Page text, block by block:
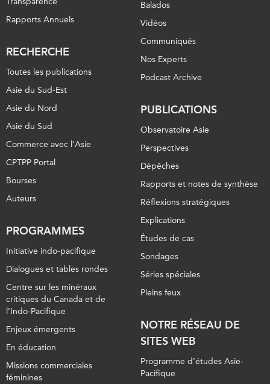
Rapports Annuels
RECHERCHE
Toutes les publications
Asie du Sud-Est
Asie du Nord
Asie du Sud
Commerce avec l’Asie
CPTPP Portal
Bourses
Auteurs
PROGRAMMES
Initiative indo-pacifique
Dialogues et tables rondes
Centre sur les minéraux
critiques du Canada et de
l’Indo-Pacifique
Enjeux émergents
En éducation
Missions commerciales
féminines
Balados
Vidéos
Communiqués
Nos Experts
Podcast Archive
PUBLICATIONS
Observatoire Asie
Perspectives
Dépêches
Rapports et notes de synthèse
Réflexions stratégiques
Explications
Études de cas
Sondages
Séries spéciales
Pleins feux
NOTRE RÉSEAU DE
SITES WEB
Programme d’études Asie-
Pacifique